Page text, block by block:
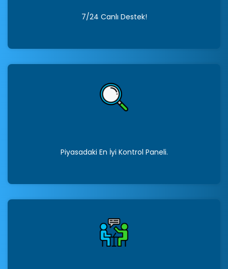
7/24 Canlı Destek!
Piyasadaki En İyi Kontrol Paneli.